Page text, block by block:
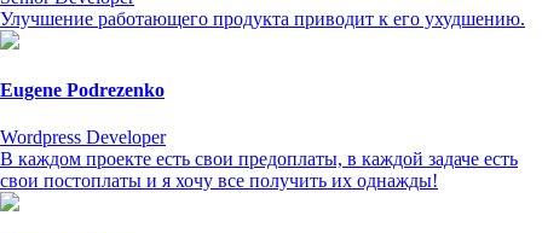
Улучшение работающего продукта приводит к его ухудшению.
Eugene Podrezenko
Wordpress Developer
В каждом проекте есть свои предоплаты, в каждой задаче есть
свои постоплаты и я хочу все получить их однажды!